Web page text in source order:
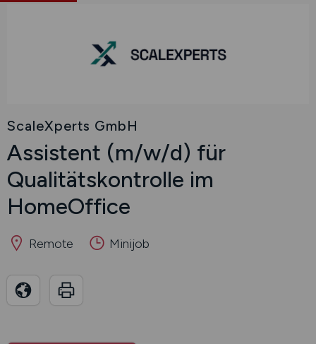
ScaleXperts GmbH
Assistent (m/w/d) für
Qualitätskontrolle im
HomeOffice
Remote Minijob